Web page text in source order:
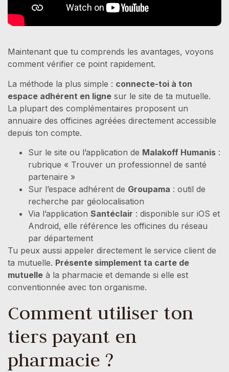
Maintenant que tu comprends les avantages, voyons
comment vérifier ce point rapidement.
La méthode la plus simple : connecte-toi à ton
espace adhérent en ligne sur le site de ta mutuelle.
La plupart des complémentaires proposent un
annuaire des officines agréées directement accessible
depuis ton compte.
Sur le site ou l’application de Malakoff Humanis :
rubrique « Trouver un professionnel de santé
partenaire »
Sur l’espace adhérent de Groupama : outil de
recherche par géolocalisation
Via l’application Santéclair : disponible sur iOS et
Android, elle référence les officines du réseau
par département
Tu peux aussi appeler directement le service client de
ta mutuelle. Présente simplement ta carte de
mutuelle à la pharmacie et demande si elle est
conventionnée avec ton organisme.
Comment utiliser ton
tiers payant en
pharmacie ?